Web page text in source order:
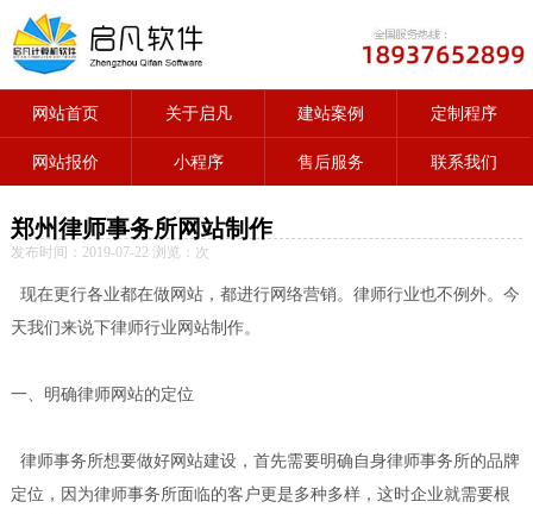
网站首页 关于启凡 建站案例 定制程序
网站报价 小程序 售后服务 联系我们
郑州律师事务所网站制作
发布时间：2019-07-22 浏览： 次
现在更行各业都在做网站，都进行网络营销。律师行业也不例外。今
天我们来说下律师行业网站制作。
一、明确律师网站的定位
律师事务所想要做好网站建设，首先需要明确自身律师事务所的品牌
定位，因为律师事务所面临的客户更是多种多样，这时企业就需要根